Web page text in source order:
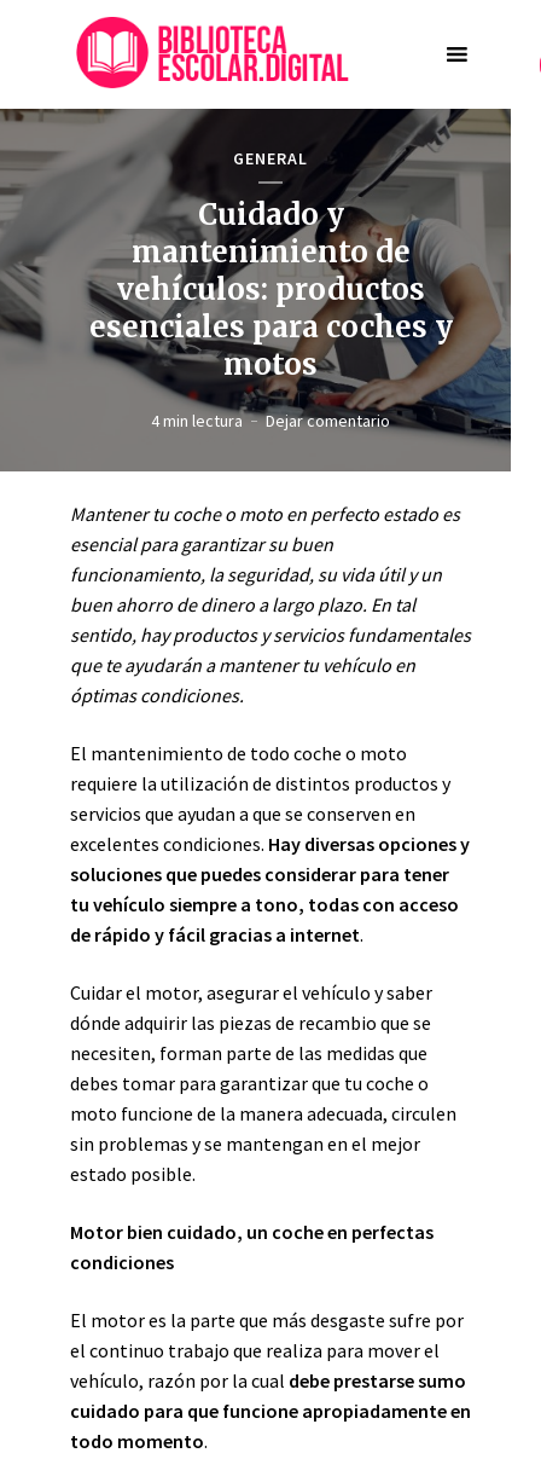
GENERAL
Cuidado y
mantenimiento de
vehículos: productos
esenciales para coches y
motos
4 min lectura Dejar comentario
Mantener tu coche o moto en perfecto estado es
esencial para garantizar su buen
funcionamiento, la seguridad, su vida útil y un
buen ahorro de dinero a largo plazo. En tal
sentido, hay productos y servicios fundamentales
que te ayudarán a mantener tu vehículo en
óptimas condiciones.
El mantenimiento de todo coche o moto
requiere la utilización de distintos productos y
servicios que ayudan a que se conserven en
excelentes condiciones. Hay diversas opciones y
soluciones que puedes considerar para tener
tu vehículo siempre a tono, todas con acceso
de rápido y fácil gracias a internet.
Cuidar el motor, asegurar el vehículo y saber
dónde adquirir las piezas de recambio que se
necesiten, forman parte de las medidas que
debes tomar para garantizar que tu coche o
moto funcione de la manera adecuada, circulen
sin problemas y se mantengan en el mejor
estado posible.
Motor bien cuidado, un coche en perfectas
condiciones
El motor es la parte que más desgaste sufre por
el continuo trabajo que realiza para mover el
vehículo, razón por la cual debe prestarse sumo
cuidado para que funcione apropiadamente en
todo momento.